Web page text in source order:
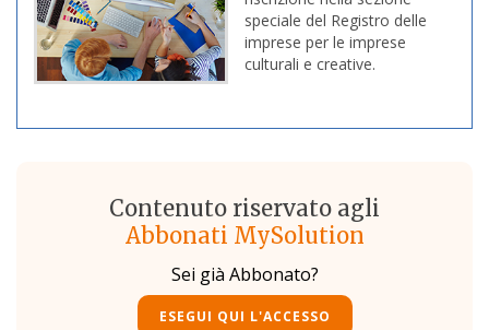
speciale del Registro delle
imprese per le imprese
culturali e creative.
Contenuto riservato agli
Abbonati MySolution
Sei già Abbonato?
ESEGUI QUI L'ACCESSO